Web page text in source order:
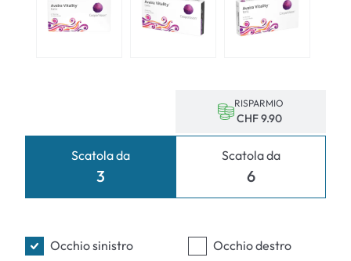
Scatola da
3
RISPARMIO
CHF 9.90
Scatola da
6
Occhio sinistro Occhio destro